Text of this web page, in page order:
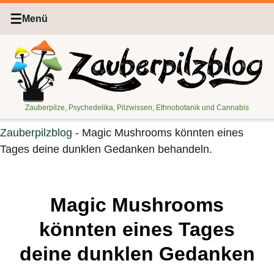
☰ Menü
Zauberpilze, Psychedelika, Pilzwissen, Ethnobotanik und Cannabis
Zauberpilzblog - Magic Mushrooms könnten eines
Tages deine dunklen Gedanken behandeln.
Magic Mushrooms
könnten eines Tages
deine dunklen Gedanken